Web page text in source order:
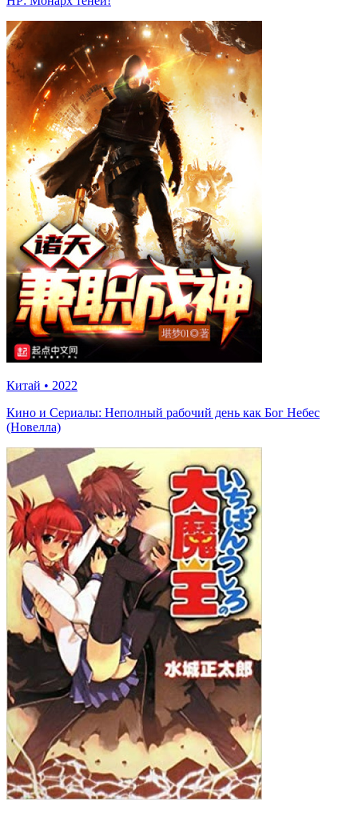
Китай • 2022
Кино и Сериалы: Неполный рабочий день как Бог Небес
(Новелла)